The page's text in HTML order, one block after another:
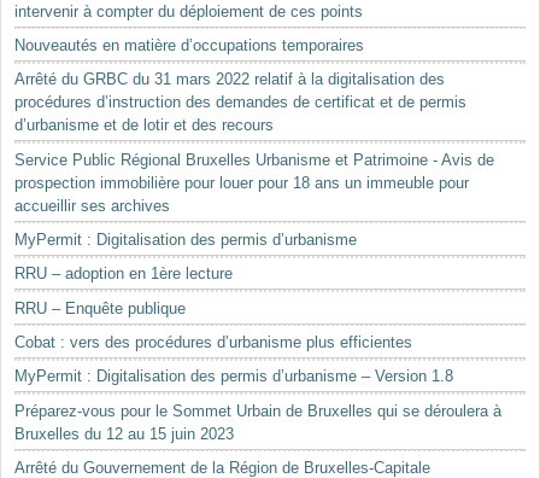
intervenir à compter du déploiement de ces points
Nouveautés en matière d’occupations temporaires
Arrêté du GRBC du 31 mars 2022 relatif à la digitalisation des
procédures d’instruction des demandes de certificat et de permis
d’urbanisme et de lotir et des recours
Service Public Régional Bruxelles Urbanisme et Patrimoine - Avis de
prospection immobilière pour louer pour 18 ans un immeuble pour
accueillir ses archives
MyPermit : Digitalisation des permis d’urbanisme
RRU – adoption en 1ère lecture
RRU – Enquête publique
Cobat : vers des procédures d’urbanisme plus efficientes
MyPermit : Digitalisation des permis d’urbanisme – Version 1.8
Préparez-vous pour le Sommet Urbain de Bruxelles qui se déroulera à
Bruxelles du 12 au 15 juin 2023
Arrêté du Gouvernement de la Région de Bruxelles-Capitale